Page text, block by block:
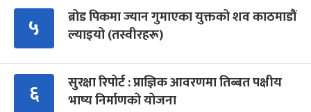
५
ब्रोड पिकमा ज्यान गुमाएका युक्तको शव काठमाडौं
ल्याइयो (तस्वीरहरू)
६
सुरक्षा रिपोर्ट : प्राज्ञिक आवरणमा तिब्बत पक्षीय
भाष्य निर्माणको योजना